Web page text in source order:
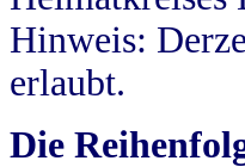
Hinweis:
erlaubt.
Die